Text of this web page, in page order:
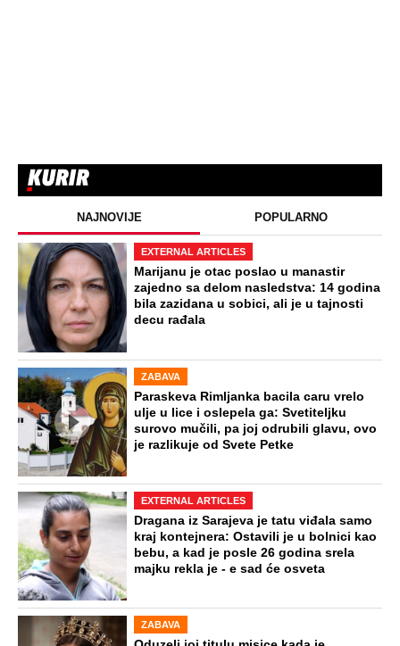
Došla sam u Crnu Goru, a na plaži ni
žive duše: Ovakve cene za suncobran i
ležaljke nisu ni na Sejšelima
Zašto? Na ovo pitanje odgovorili su
ljudi koji su se razveli odmah nakon